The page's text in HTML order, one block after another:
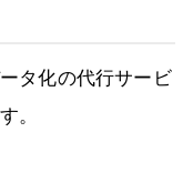
タ化の代行サービ
。